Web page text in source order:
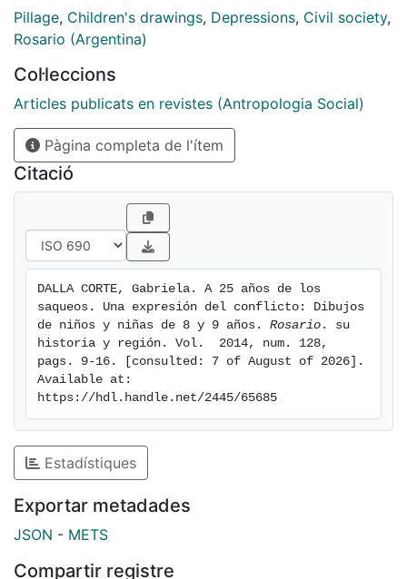
niños y niñas de 8 o 9 años, los cuales participaron en
el saqueo de supermercados durante los últimos días
Pillage, Children's drawings, Depressions, Civil society,
Rosario (Argentina)
Col·leccions
Articles publicats en revistes (Antropologia Social)
Pàgina completa de l'ítem
Citació
DALLA CORTE, Gabriela. A 25 años de los
saqueos. Una expresión del conflicto: Dibujos
de niños y niñas de 8 y 9 años. Rosario . su
historia y región. Vol.  2014, num. 128,
pags. 9-16. [consulted: 7 of August of 2026].
Available at:
https://hdl.handle.net/2445/65685
Estadístiques
Exportar metadades
JSON - METS
Compartir registre